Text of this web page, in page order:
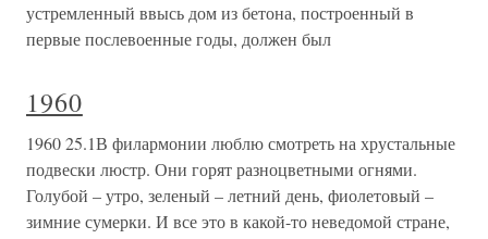
устремленный ввысь дом из бетона, построенный в
первые послевоенные годы, должен был
1960
1960 25.1В филармонии люблю смотреть на хрустальные
подвески люстр. Они горят разноцветными огнями.
Голубой – утро, зеленый – летний день, фиолетовый –
зимние сумерки. И все это в какой-то неведомой стране,